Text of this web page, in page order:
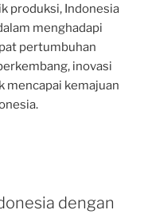
produksi, Indonesia
menghadapi
pertumbuhan
inovasi
mencapai kemajuan
dengan